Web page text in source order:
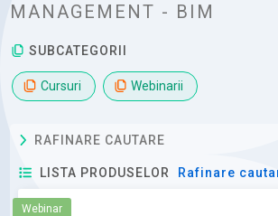
MANAGEMENT - BIM
SUBCATEGORII
Cursuri Webinarii
RAFINARE CAUTARE
LISTA PRODUSELOR Rafinare
Webinar